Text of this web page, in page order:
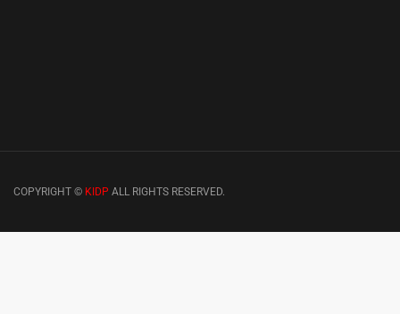
COPYRIGHT © KIDP ALL RIGHTS RESERVED.